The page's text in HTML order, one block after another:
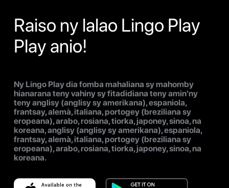
Raiso ny lalao Lingo Play
Play anio!
Ny Lingo Play dia fomba mahaliana sy mahomby
hianarana teny vahiny sy fitadidiana teny amin'ny
teny anglisy (anglisy sy amerikana), espaniola,
frantsay, alemà, italiana, portogey (breziliana sy
eropeana), arabo, rosiana, tiorka, japoney, sinoa, na
koreana, anglisy (anglisy sy amerikana), espaniola,
frantsay, alemà, italiana, portogey (breziliana sy
eropeana), arabo, rosiana, tiorka, japoney, sinoa, na
koreana.